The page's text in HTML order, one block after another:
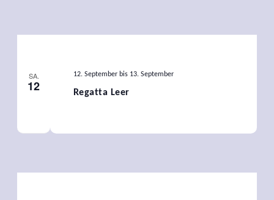
SA.
12 Regatta Leer
12. Septemberbis 13. September